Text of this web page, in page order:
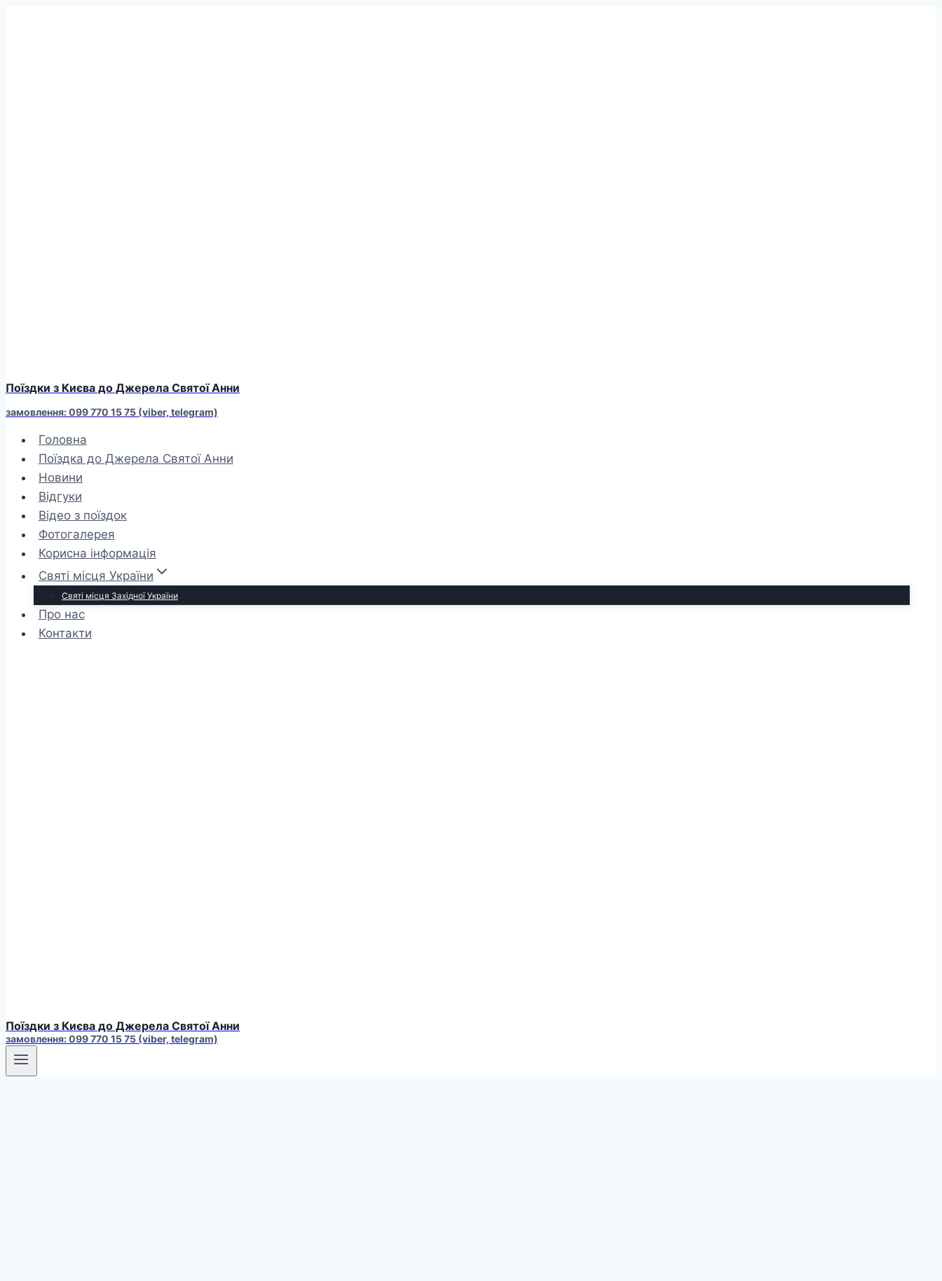
Поїздки з Києва до Джерела Святої Анни
замовлення: 099 770 15 75 (viber, telegram)
Головна
Поїздка до Джерела Святої Анни
Новини
Відгуки
Відео з поїздок
Фотогалерея
Корисна інформація
Святі місця України
Святі місця Західної України
Про нас
Контакти
Поїздки з Києва до Джерела Святої Анни
замовлення: 099 770 15 75 (viber, telegram)